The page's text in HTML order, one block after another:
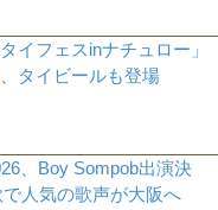
イフェスinナチュロー」
タイビールも登場
、Boy Sompob出演決
人気の歌声が大阪へ